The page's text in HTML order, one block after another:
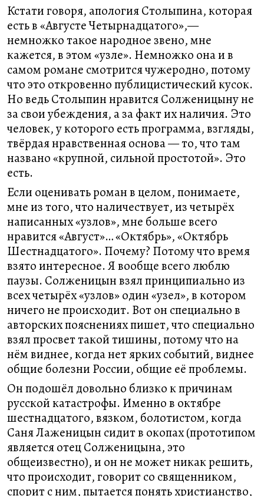
Кстати говоря, апология Столыпина, которая
есть в «Августе Четырнадцатого»,—
немножко такое народное звено, мне
кажется, в этом «узле». Немножко она и в
самом романе смотрится чужеродно, потому
что это откровенно публицистический кусок.
Но ведь Столыпин нравится Солженицыну не
за свои убеждения, а за факт их наличия. Это
человек, у которого есть программа, взгляды,
твёрдая нравственная основа — то, что там
названо «крупной, сильной простотой». Это
есть.
Если оценивать роман в целом, понимаете,
мне из того, что наличествует, из четырёх
написанных «узлов», мне больше всего
нравится «Август»… «Октябрь», «Октябрь
Шестнадцатого». Почему? Потому что время
взято интересное. Я вообще всего люблю
паузы. Солженицын взял принципиально из
всех четырёх «узлов» один «узел», в котором
ничего не происходит. Вот он специально в
авторских пояснениях пишет, что специально
взял просвет такой тишины, потому что на
нём виднее, когда нет ярких событий, виднее
общие болезни России, общие её проблемы.
Он подошёл довольно близко к причинам
русской катастрофы. Именно в октябре
шестнадцатого, вязком, болотистом, когда
Саня Лаженицын сидит в окопах (прототипом
является отец Солженицына, это
общеизвестно), и он не может никак решить,
что происходит, говорит со священником,
спорит с ним, пытается понять христианство,